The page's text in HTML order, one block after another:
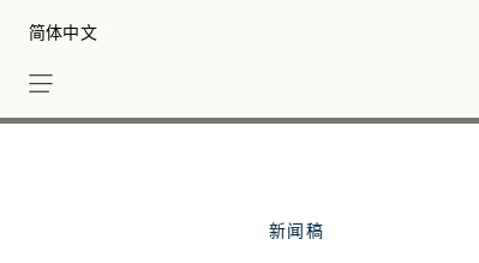
main
content
Select your Language
新闻稿